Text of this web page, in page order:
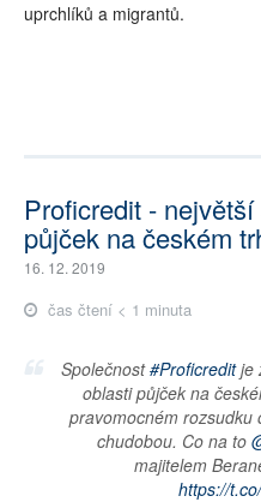
uprchlíků a migrantů.
Proficredit -
půjček na českém
16. 12. 2019
čas čtení < 1 minuta
Společnost#Proficreditje
oblasti půjček na
pravomocném rozsudku
chudobou. Co na to
majitelem
https://